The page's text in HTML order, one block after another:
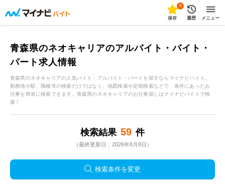
0
保存 履歴 メニュー
青森県のネオキャリアのアルバイト・バイト・
パート求人情報
青森県のネオキャリアの人気バイト・アルバイト・パートを探すならマイナビバイト。
勤務地や駅、職種等の検索だけではなく、地図検索や定期検索などで、条件にあったお
仕事を簡単に検索できます。青森県のネオキャリアのお仕事探しはマイナビバイトで検
索！
検索結果 59 件
（最終更新日：2026年8月8日）
検索条件を変更